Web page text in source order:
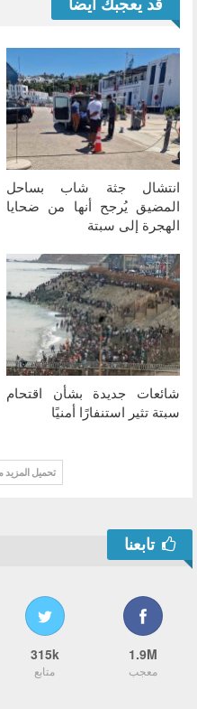
قد يعجبك ايضا
انتشال جثة شاب بساحل
المضيق يُرجح أنها من ضحايا
الهجرة إلى سبتة
شائعات جديدة بشأن اقتحام
سبتة تثير استنفارًا أمنيًا
تحميل
تابعنا
1.9M
معجب
315k
متابع